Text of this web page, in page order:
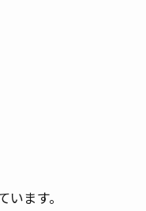
います。